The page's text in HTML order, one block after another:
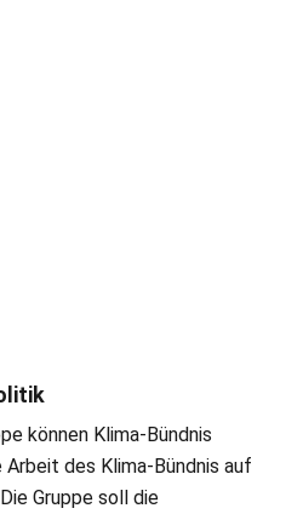
können Klima-Bündnis
des Klima-Bündnis auf
Gruppe soll die